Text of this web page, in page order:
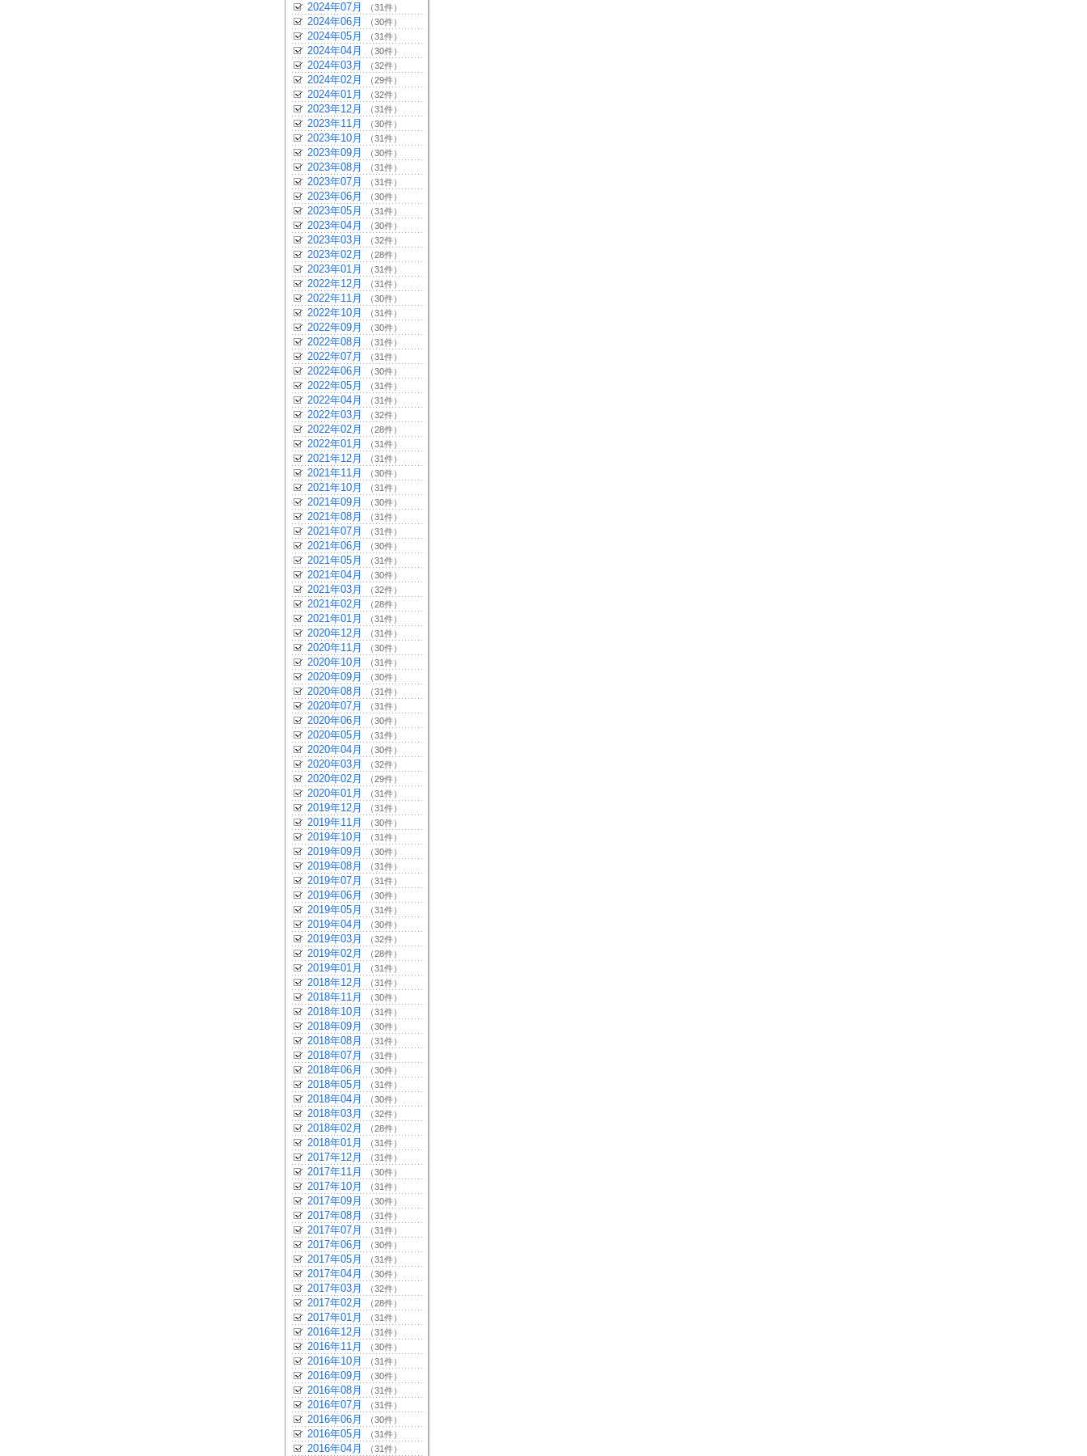
2024年07月 （31件）
2024年06月 （30件）
2024年05月 （31件）
2024年04月 （30件）
2024年03月 （32件）
2024年02月 （29件）
2024年01月 （32件）
2023年12月 （31件）
2023年11月 （30件）
2023年10月 （31件）
2023年09月 （30件）
2023年08月 （31件）
2023年07月 （31件）
2023年06月 （30件）
2023年05月 （31件）
2023年04月 （30件）
2023年03月 （32件）
2023年02月 （28件）
2023年01月 （31件）
2022年12月 （31件）
2022年11月 （30件）
2022年10月 （31件）
2022年09月 （30件）
2022年08月 （31件）
2022年07月 （31件）
2022年06月 （30件）
2022年05月 （31件）
2022年04月 （31件）
2022年03月 （32件）
2022年02月 （28件）
2022年01月 （31件）
2021年12月 （31件）
2021年11月 （30件）
2021年10月 （31件）
2021年09月 （30件）
2021年08月 （31件）
2021年07月 （31件）
2021年06月 （30件）
2021年05月 （31件）
2021年04月 （30件）
2021年03月 （32件）
2021年02月 （28件）
2021年01月 （31件）
2020年12月 （31件）
2020年11月 （30件）
2020年10月 （31件）
2020年09月 （30件）
2020年08月 （31件）
2020年07月 （31件）
2020年06月 （30件）
2020年05月 （31件）
2020年04月 （30件）
2020年03月 （32件）
2020年02月 （29件）
2020年01月 （31件）
2019年12月 （31件）
2019年11月 （30件）
2019年10月 （31件）
2019年09月 （30件）
2019年08月 （31件）
2019年07月 （31件）
2019年06月 （30件）
2019年05月 （31件）
2019年04月 （30件）
2019年03月 （32件）
2019年02月 （28件）
2019年01月 （31件）
2018年12月 （31件）
2018年11月 （30件）
2018年10月 （31件）
2018年09月 （30件）
2018年08月 （31件）
2018年07月 （31件）
2018年06月 （30件）
2018年05月 （31件）
2018年04月 （30件）
2018年03月 （32件）
2018年02月 （28件）
2018年01月 （31件）
2017年12月 （31件）
2017年11月 （30件）
2017年10月 （31件）
2017年09月 （30件）
2017年08月 （31件）
2017年07月 （31件）
2017年06月 （30件）
2017年05月 （31件）
2017年04月 （30件）
2017年03月 （32件）
2017年02月 （28件）
2017年01月 （31件）
2016年12月 （31件）
2016年11月 （30件）
2016年10月 （31件）
2016年09月 （30件）
2016年08月 （31件）
2016年07月 （31件）
2016年06月 （30件）
2016年05月 （31件）
2016年04月 （31件）